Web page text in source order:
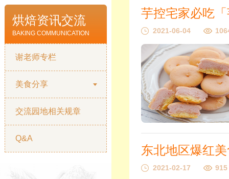
烘焙资讯交流
BAKING COMMUNICATION
谢老师专栏
美食分享
交流园地相关规章
Q&A
2021-06-04
东北地区爆红
2021-02-17 915